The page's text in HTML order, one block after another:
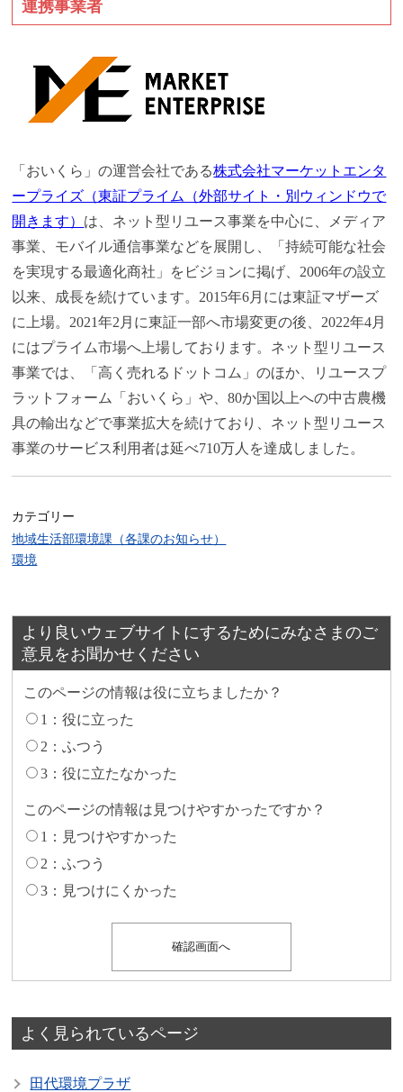
連携事業者
「おいくら」の運営会社である株式会社マーケットエンタ
ープライズ（東証プライム（外部サイト・別ウィンドウで
開きます） は、ネット型リユース事業を中心に、メディア
事業、モバイル通信事業などを展開し、「持続可能な社会
を実現する最適化商社」をビジョンに掲げ、2006年の設立
以来、成長を続けています。2015年6月には東証マザーズ
に上場。2021年2月に東証一部へ市場変更の後、2022年4月
にはプライム市場へ上場しております。ネット型リユース
事業では、「高く売れるドットコム」のほか、リユースプ
ラットフォーム「おいくら」や、80か国以上への中古農機
具の輸出などで事業拡大を続けており、ネット型リユース
事業のサービス利用者は延べ710万人を達成しました。
カテゴリー
地域生活部環境課（各課のお知らせ）
環境
より良いウェブサイトにするためにみなさまのご
意見をお聞かせください
このページの情報は役に立ちましたか？
1：役に立った
2：ふつう
3：役に立たなかった
このページの情報は見つけやすかったですか？
1：見つけやすかった
2：ふつう
3：見つけにくかった
よく見られているページ
田代環境プラザ